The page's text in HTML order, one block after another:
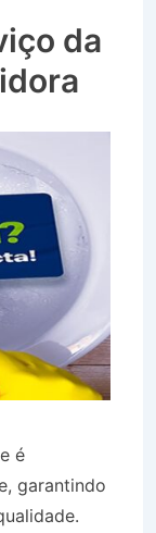
da
é
garantindo